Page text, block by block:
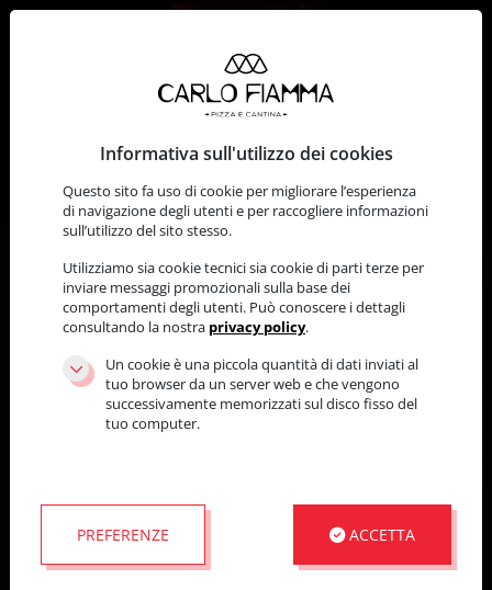
Informativa sull'utilizzo dei cookies
Questo sito fa uso di cookie per migliorare l’esperienza
di navigazione degli utenti e per raccogliere informazioni
sull’utilizzo del sito stesso.
Utilizziamo sia cookie tecnici sia cookie di parti terze per
inviare messaggi promozionali sulla base dei
comportamenti degli utenti. Può conoscere i dettagli
consultando la nostra privacy policy.
Un cookie è una piccola quantità di dati inviati al
tuo browser da un server web e che vengono
successivamente memorizzati sul disco fisso del
tuo computer.
PREFERENZE ACCETTA
Skip to content Benvenuti da
Carlo
Fiamma
PIZZA E CANTINA
IL NOSTRO MENU
MENU DEGUSTAZIONE